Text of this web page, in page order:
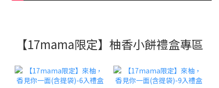
【17mama限定】柚香小餅禮盒專區